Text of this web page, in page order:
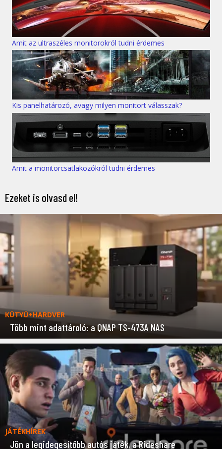
Amit az ultraszéles monitorokról tudni érdemes
Kis panelhatározó, avagy milyen monitort válasszak?
Amit a monitorcsatlakozókról tudni érdemes
Ezeket is olvasd el!
KÜTYÜ+HARDVER
Több mint adattároló: a QNAP TS-473A NAS
JÁTÉKHÍREK
Jön a legidegesítőbb autós játék, a Rideshare